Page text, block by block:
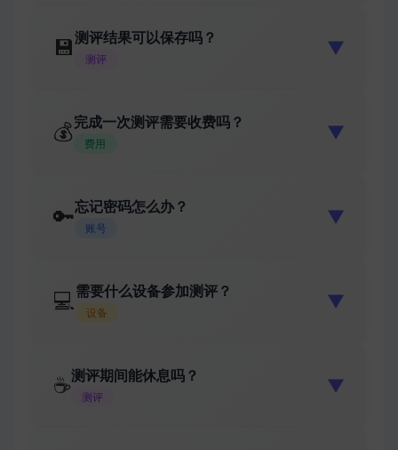
💾测评结果可以保存吗？
测评
▼
💰完成一次测评需要收费吗？
费用
▼
🔑忘记密码怎么办？
账号
▼
💻 需要什么设备参加测评？
设备
▼
☕测评期间能休息吗？
测评
▼